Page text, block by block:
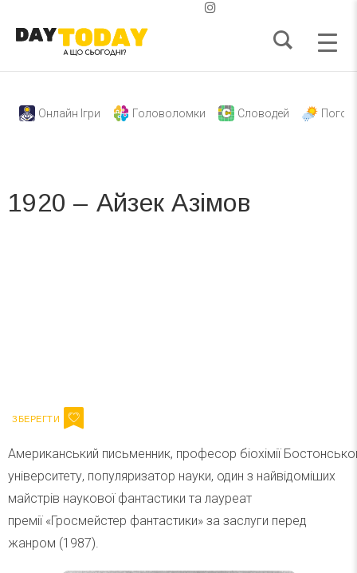
Онлайн Ігри Головоломки Словодей
1920 – Айзек Азімов
Американський письменник, професор біохімії
університету, популяризатор науки, один з найвідоміших
майстрів наукової фантастики та лауреат
премії «Гросмейстер фантастики» за заслуги перед
жанром (1987).